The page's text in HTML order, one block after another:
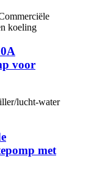
voor
met